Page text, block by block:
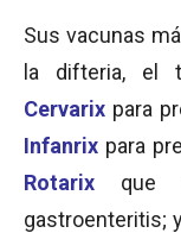
Sus vacunas
la difteria, el
Cervarix para
Infanrix para
Rotarix
que
gastroenteritis;